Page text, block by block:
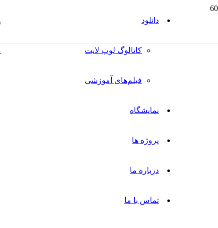
دانلود
کاتالوگ‌ لوپ لایت
فیلم‌های آموزشی
نمایشگاه
پروژه ها
درباره ما
تماس با ما